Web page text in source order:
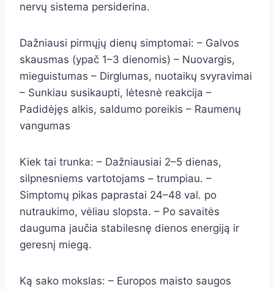
nervų sistema persiderina.
Dažniausi pirmųjų dienų simptomai: – Galvos
skausmas (ypač 1–3 dienomis) – Nuovargis,
mieguistumas – Dirglumas, nuotaikų svyravimai
– Sunkiau susikaupti, lėtesnė reakcija –
Padidėjęs alkis, saldumo poreikis – Raumenų
vangumas
Kiek tai trunka: – Dažniausiai 2–5 dienas,
silpnesniems vartotojams – trumpiau. –
Simptomų pikas paprastai 24–48 val. po
nutraukimo, vėliau slopsta. – Po savaitės
dauguma jaučia stabilesnę dienos energiją ir
geresnį miegą.
Ką sako mokslas: – Europos maisto saugos